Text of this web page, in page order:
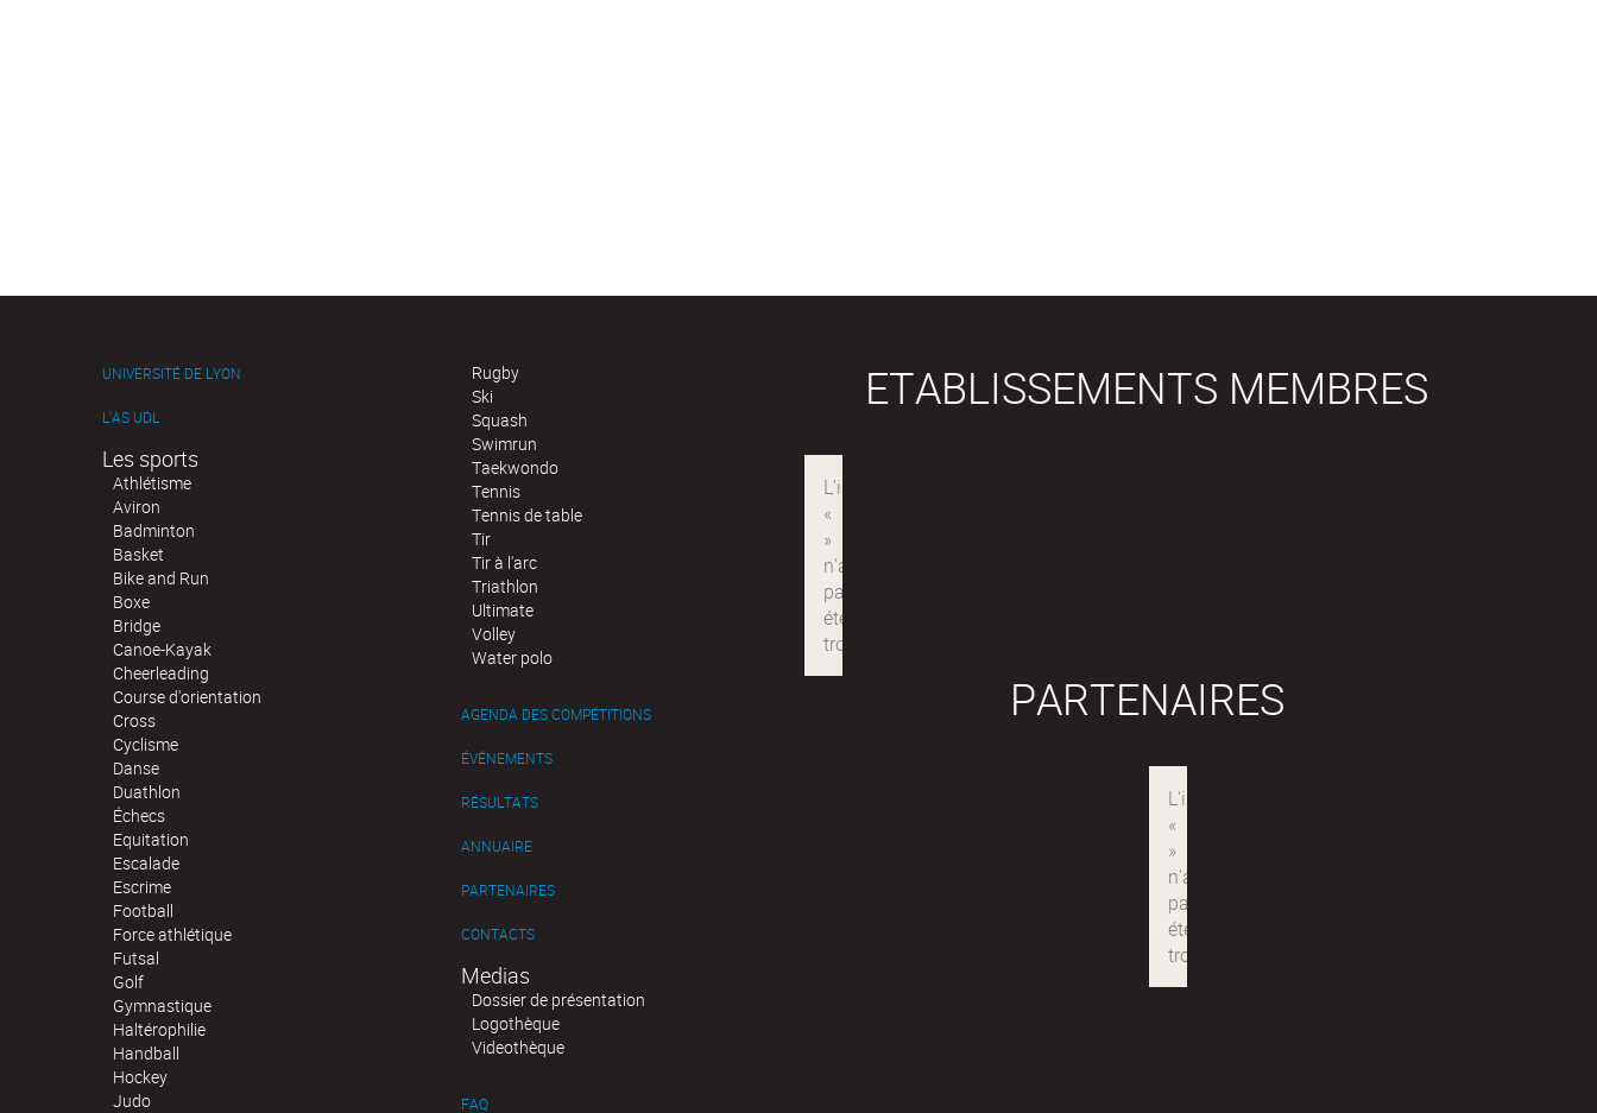
UNIVERSITÉ DE LYON
L'AS UDL
Les sports
Athlétisme
Aviron
Badminton
Basket
Bike and Run
Boxe
Bridge
Canoe-Kayak
Cheerleading
Course d'orientation
Cross
Cyclisme
Danse
Duathlon
Échecs
Equitation
Escalade
Escrime
Football
Force athlétique
Futsal
Golf
Gymnastique
Haltérophilie
Handball
Hockey
Judo
Rugby
Ski
Squash
Swimrun
Taekwondo
Tennis
Tennis de table
Tir
Tir à l'arc
Triathlon
Ultimate
Volley
Water polo
AGENDA DES COMPÉTITIONS
ÉVÉNEMENTS
RÉSULTATS
ANNUAIRE
PARTENAIRES
CONTACTS
Medias
Dossier de présentation
Logothèque
Videothèque
FAQ
ETABLISSEMENTS MEMBRES
PARTENAIRES